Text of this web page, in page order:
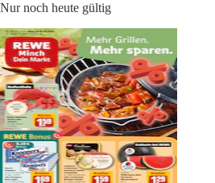
Nur noch heute gültig